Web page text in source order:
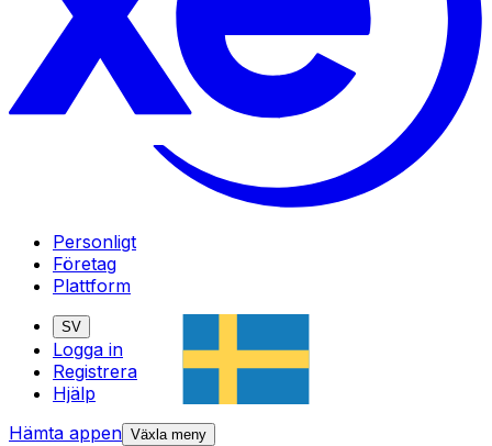
Personligt
Företag
Plattform
SV
Logga in
Registrera
Hjälp
Hämta appen Växla meny